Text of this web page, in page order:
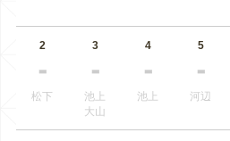
2
松下
3
池上
大山
4
池上
5
河辺